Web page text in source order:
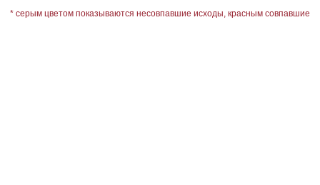
* серым цветом показываются несовпавшие исходы, красным совпавшие